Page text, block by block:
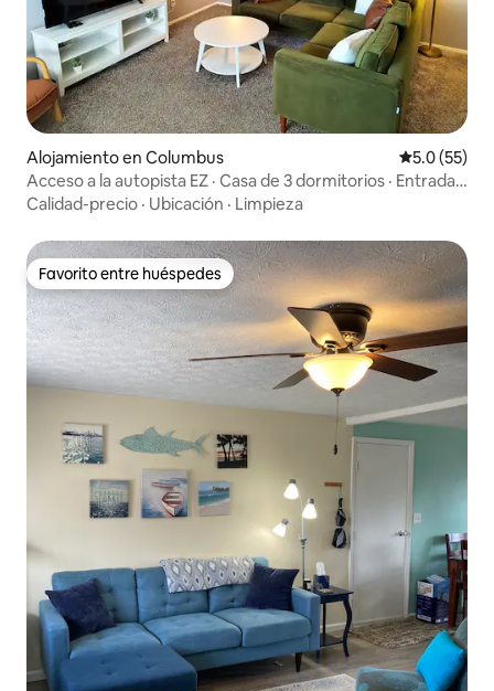
Alojamiento en Columbus Calificación
5.0 (55)
Acceso a la autopista EZ · Casa de 3 dormitorios · Entrada
para 3 coches
Calidad-precio · Ubicación · Limpieza
Favorito entre huéspedes
Favorito entre huéspedes